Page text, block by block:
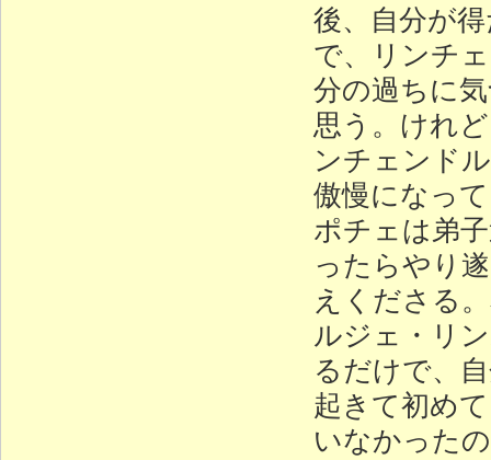
後、自分が
で、リンチ
分の過ちに
思う。けれ
ンチェンド
傲慢になっ
ポチェは弟
ったらやり
えくださる
ルジェ・リ
るだけで、
起きて初め
いなかった